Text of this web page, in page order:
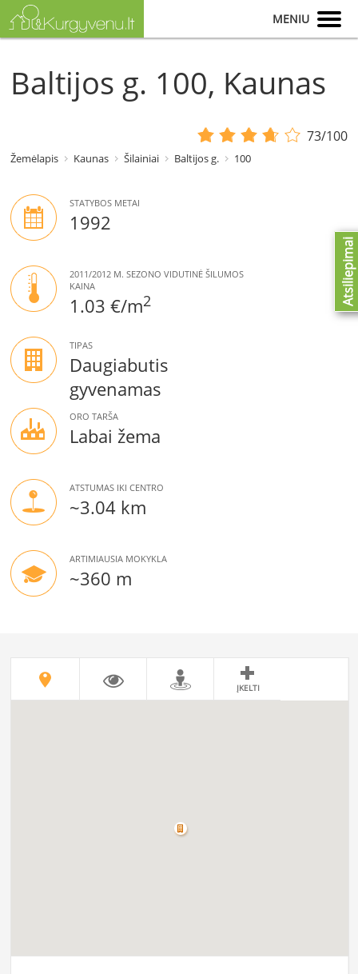
MENIU
Baltijos g. 100, Kaunas
73/100
Žemėlapis Kaunas Šilainiai Baltijos g. 100
STATYBOS METAI
1992
2011/2012 M. SEZONO VIDUTINĖ ŠILUMOS
KAINA
1.03 €/m2
TIPAS
Daugiabutis
gyvenamas
ORO TARŠA
Labai žema
ATSTUMAS IKI CENTRO
~3.04 km
ARTIMIAUSIA MOKYKLA
~360 m
ĮKELTI
Atsiliepimai